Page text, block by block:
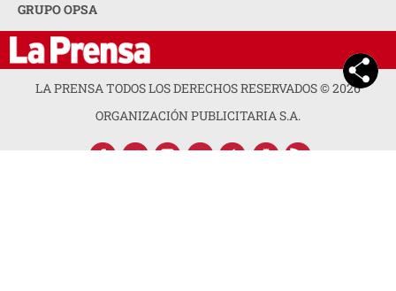
GRUPO OPSA
LA PRENSA TODOS LOS DERECHOS RESERVADOS ©2026
ORGANIZACIÓN PUBLICITARIA S.A.